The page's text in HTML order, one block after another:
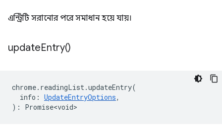
এন্ট্রিটি সরানোর পরে সমাধান হয়ে যায়।
updateEntry()
chrome. readingList .updateEntry(
info : UpdateEntryOptions,
) : Promise<void>